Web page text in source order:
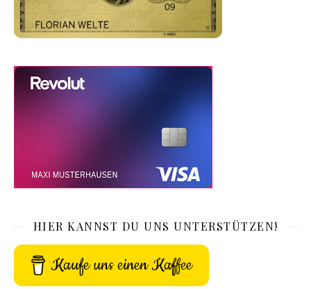
HIER KANNST DU UNS UNTERSTÜTZEN!
Kaufe uns einen Kaffee